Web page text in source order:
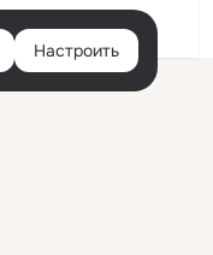
Настроить